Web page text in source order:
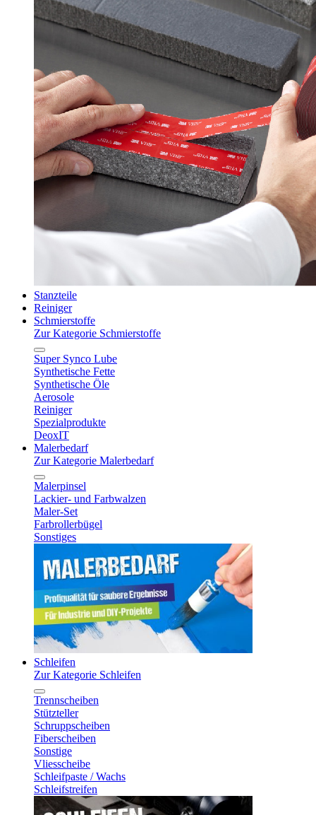
Stanzteile
Reiniger
Schmierstoffe
Zur Kategorie Schmierstoffe
Super Synco Lube
Synthetische Fette
Synthetische Öle
Aerosole
Reiniger
Spezialprodukte
DeoxIT
Malerbedarf
Zur Kategorie Malerbedarf
Malerpinsel
Lackier- und Farbwalzen
Maler-Set
Farbrollerbügel
Sonstiges
Schleifen
Zur Kategorie Schleifen
Trennscheiben
Stützteller
Schruppscheiben
Fiberscheiben
Sonstige
Vliesscheibe
Schleifpaste / Wachs
Schleifstreifen